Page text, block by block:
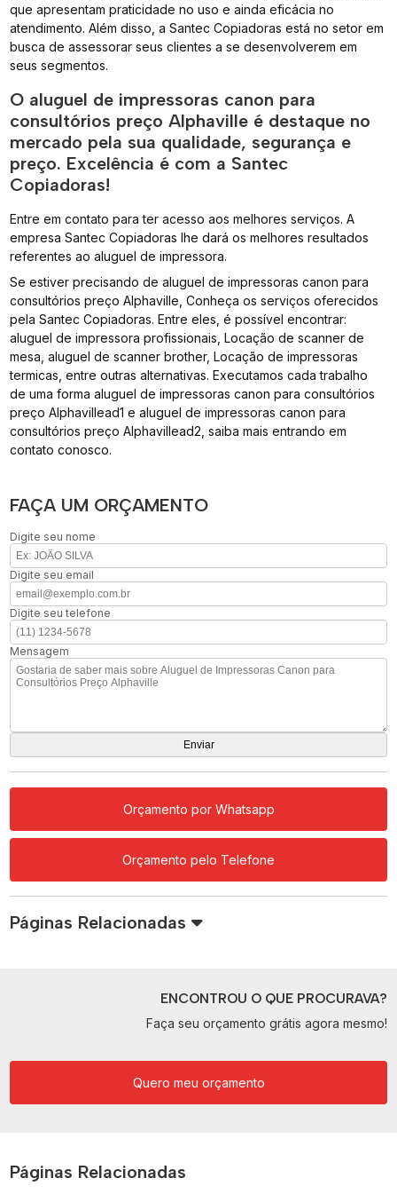
que apresentam praticidade no uso e ainda eficácia no
atendimento. Além disso, a Santec Copiadoras está no setor em
busca de assessorar seus clientes a se desenvolverem em
seus segmentos.
O aluguel de impressoras canon para
consultórios preço Alphaville é destaque no
mercado pela sua qualidade, segurança e
preço. Excelência é com a Santec
Copiadoras!
Entre em contato para ter acesso aos melhores serviços. A
empresa Santec Copiadoras lhe dará os melhores resultados
referentes ao aluguel de impressora.
Se estiver precisando de aluguel de impressoras canon para
consultórios preço Alphaville, Conheça os serviços oferecidos
pela Santec Copiadoras. Entre eles, é possível encontrar:
aluguel de impressora profissionais, Locação de scanner de
mesa, aluguel de scanner brother, Locação de impressoras
termicas, entre outras alternativas. Executamos cada trabalho
de uma forma aluguel de impressoras canon para consultórios
preço Alphavillead1 e aluguel de impressoras canon para
consultórios preço Alphavillead2, saiba mais entrando em
contato conosco.
FAÇA UM ORÇAMENTO
Digite seu nome
Digite seu email
Digite seu telefone
Mensagem
Orçamento por Whatsapp
Orçamento pelo Telefone
Páginas Relacionadas
ENCONTROU O QUE PROCURAVA?
Faça seu orçamento grátis agora mesmo!
Quero meu orçamento
Páginas Relacionadas